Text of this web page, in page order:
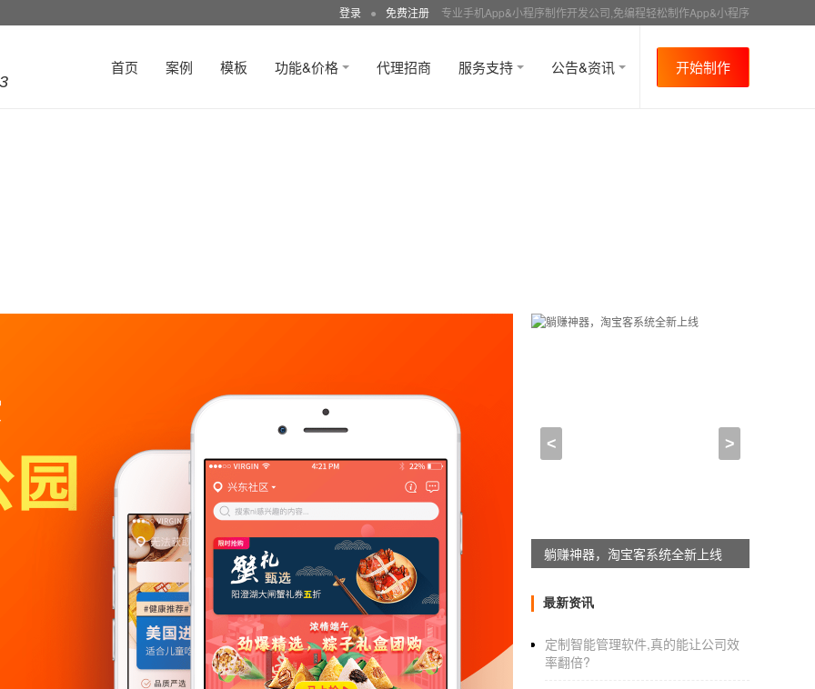
登录 ● 免费注册 专业手机App&小程序制作开发公司,免编程轻松制作App&小程序
首页 案例 模板 功能&价格 代理招商 服务支持 公告&资讯 开始制作
2021-02-04 15:00:00
这个与产品的复杂度有很大的关系，复
1.找一个API，根据序列号去请求查询数
< >
躺赚神器，淘宝客系统全新上线
最新资讯
定制智能管理软件,真的能让公司效
率翻倍?